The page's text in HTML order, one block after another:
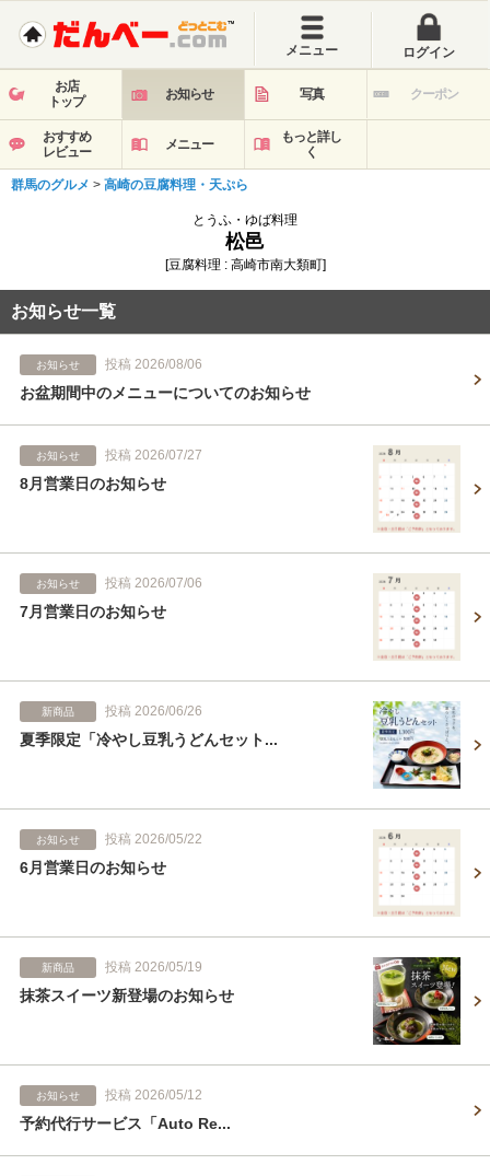
メニュー ログイン
お店
トップ
お知らせ 写真 クーポン
おすすめ
レビュー
メニュー
もっと詳し
く
群馬のグルメ > 高崎の豆腐料理・天ぷら
とうふ・ゆば料理
松邑
[豆腐料理 : 高崎市南大類町]
お知らせ一覧
お知らせ 投稿 2026/08/06
お盆期間中のメニューについてのお知らせ
お知らせ 投稿 2026/07/27
8月営業日のお知らせ
お知らせ 投稿 2026/07/06
7月営業日のお知らせ
新商品 投稿 2026/06/26
夏季限定「冷やし豆乳うどんセット...
お知らせ 投稿 2026/05/22
6月営業日のお知らせ
新商品 投稿 2026/05/19
抹茶スイーツ新登場のお知らせ
お知らせ 投稿 2026/05/12
予約代行サービス「Auto Re...